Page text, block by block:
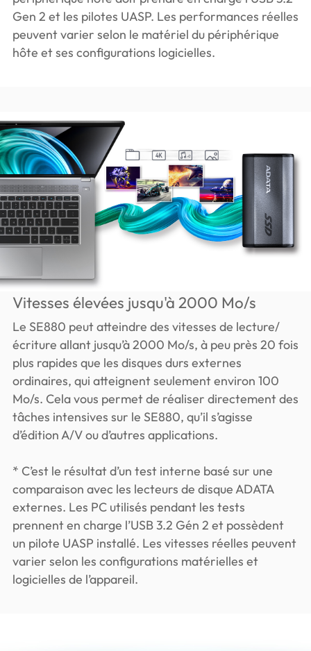
Gen 2 et les pilotes UASP. Les performances réelles
peuvent varier selon le matériel du périphérique
hôte et ses configurations logicielles.
Vitesses élevées jusqu'à 2000 Mo/s
Le SE880 peut atteindre des vitesses de lecture/
écriture allant jusqu’à 2000 Mo/s, à peu près 20 fois
plus rapides que les disques durs externes
ordinaires, qui atteignent seulement environ 100
Mo/s. Cela vous permet de réaliser directement des
tâches intensives sur le SE880, qu’il s’agisse
d’édition A/V ou d’autres applications.
* C’est le résultat d’un test interne basé sur une
comparaison avec les lecteurs de disque ADATA
externes. Les PC utilisés pendant les tests
prennent en charge l’USB 3.2 Gén 2 et possèdent
un pilote UASP installé. Les vitesses réelles peuvent
varier selon les configurations matérielles et
logicielles de l’appareil.